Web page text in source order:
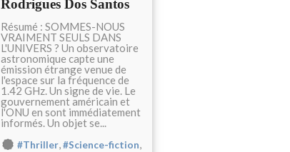
Rodrigues Dos Santos
Résumé : SOMMES-NOUS
VRAIMENT SEULS DANS
L'UNIVERS ? Un observatoire
astronomique capte une
émission étrange venue de
l'espace sur la fréquence de
1.42 GHz. Un signe de vie. Le
gouvernement américain et
l'ONU en sont immédiatement
informés. Un objet se...
#Thriller,#Science-fiction,